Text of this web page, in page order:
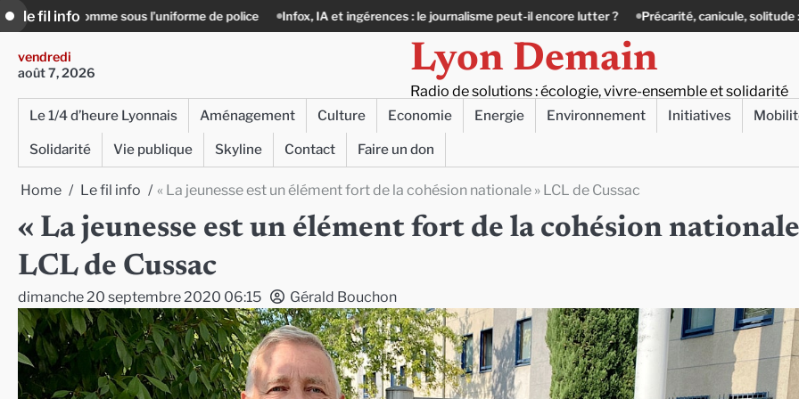
Skip
to
content
le fil info
l’uniforme de police Infox, IA et ingérences : le journalisme peut-il encore lutter ? Précarité, canicule, solitude : quand le lien social
vendredi
août 7, 2026
Lyon Demain
Radio de solutions : écologie, vivre-ensemble et solidarité
Le 1/4 d’heure Lyonnais Aménagement Culture Economie Energie Environnement Initiatives
Solidarité
Vie publique Skyline Contact Faire un don
Home Le fil info « La jeunesse est un élément fort de la cohésion nationale » LCL de Cussac
« La jeunesse est un élément fort de la cohésion
LCL de Cussac
dimanche 20 septembre 2020 06:15 Gérald Bouchon